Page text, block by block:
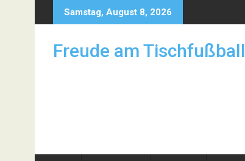
to
Samstag, August 8, 2026
Freude am Tischfußball